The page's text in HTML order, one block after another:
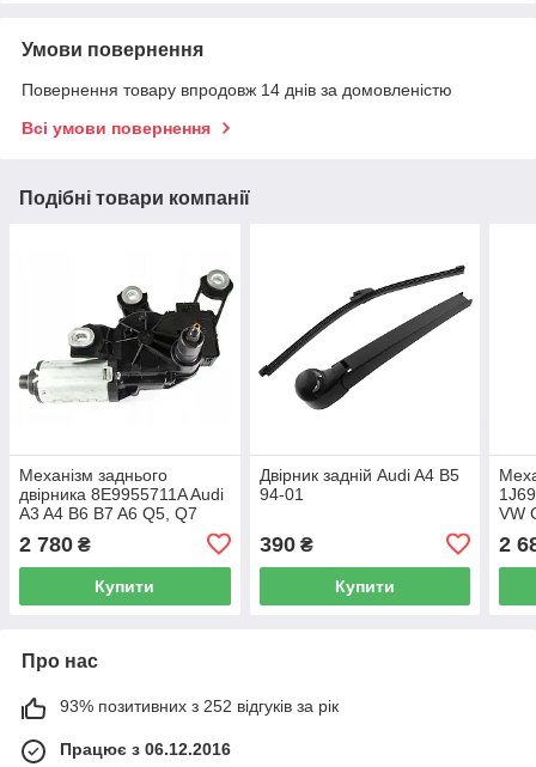
Умови повернення
Повернення товару впродовж 14 днів за домовленістю
Всі умови повернення
Подібні товари компанії
Механізм заднього
двірника 8E9955711A Audi
A3 A4 B6 B7 A6 Q5, Q7
2 780 ₴
Купити
Двірник задній Audi A4 B5
94-01
390₴
Купити
VW
2
Про нас
93% позитивних з 252 відгуків за рік
Працює з 06.12.2016